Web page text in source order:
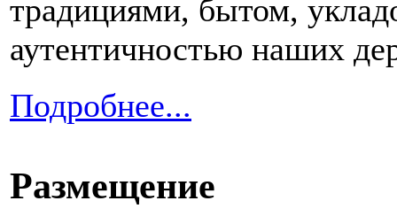
традициями, бытом,
аутентичностью наших
Подробнее...
Размещение